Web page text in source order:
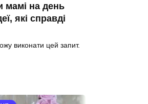
мамі на день
які справді
виконати цей запит.